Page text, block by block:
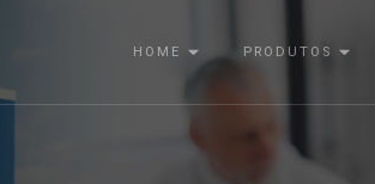
HOME PRODUTOS